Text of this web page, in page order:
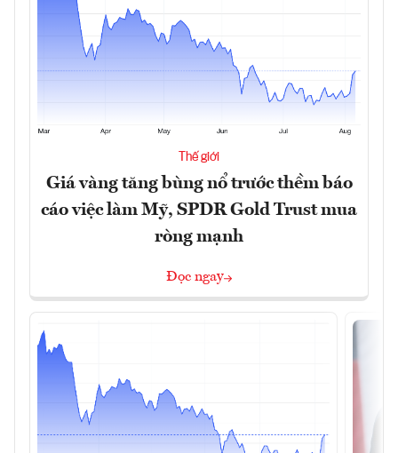
Thế giới
Giá vàng tăng bùng nổ trước thềm báo
cáo việc làm Mỹ, SPDR Gold Trust mua
ròng mạnh
Đọc ngay